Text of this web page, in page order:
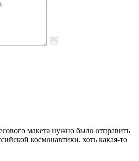
макета нужно было отправить
космонавтики. хоть какая-то